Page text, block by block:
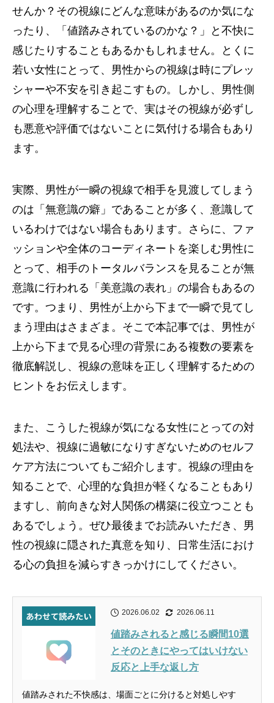
せんか？その視線にどんな意味があるのか気にな
ったり、「値踏みされているのかな？」と不快に
感じたりすることもあるかもしれません。とくに
若い女性にとって、男性からの視線は時にプレッ
シャーや不安を引き起こすもの。しかし、男性側
の心理を理解することで、実はその視線が必ずし
も悪意や評価ではないことに気付ける場合もあり
ます。
実際、男性が一瞬の視線で相手を見渡してしまう
のは「無意識の癖」であることが多く、意識して
いるわけではない場合もあります。さらに、ファ
ッションや全体のコーディネートを楽しむ男性に
とって、相手のトータルバランスを見ることが無
意識に行われる「美意識の表れ」の場合もあるの
です。つまり、男性が上から下まで一瞬で見てし
まう理由はさまざま。そこで本記事では、男性が
上から下まで見る心理の背景にある複数の要素を
徹底解説し、視線の意味を正しく理解するための
ヒントをお伝えします。
また、こうした視線が気になる女性にとっての対
処法や、視線に過敏になりすぎないためのセルフ
ケア方法についてもご紹介します。視線の理由を
知ることで、心理的な負担が軽くなることもあり
ますし、前向きな対人関係の構築に役立つことも
あるでしょう。ぜひ最後までお読みいただき、男
性の視線に隠された真意を知り、日常生活におけ
る心の負担を減らすきっかけにしてください。
2026.06.02 2026.06.11
値踏みされると感じる瞬間10選
とそのときにやってはいけない
反応と上手な返し方
値踏みされた不快感は、場面ごとに分けると対処しやす